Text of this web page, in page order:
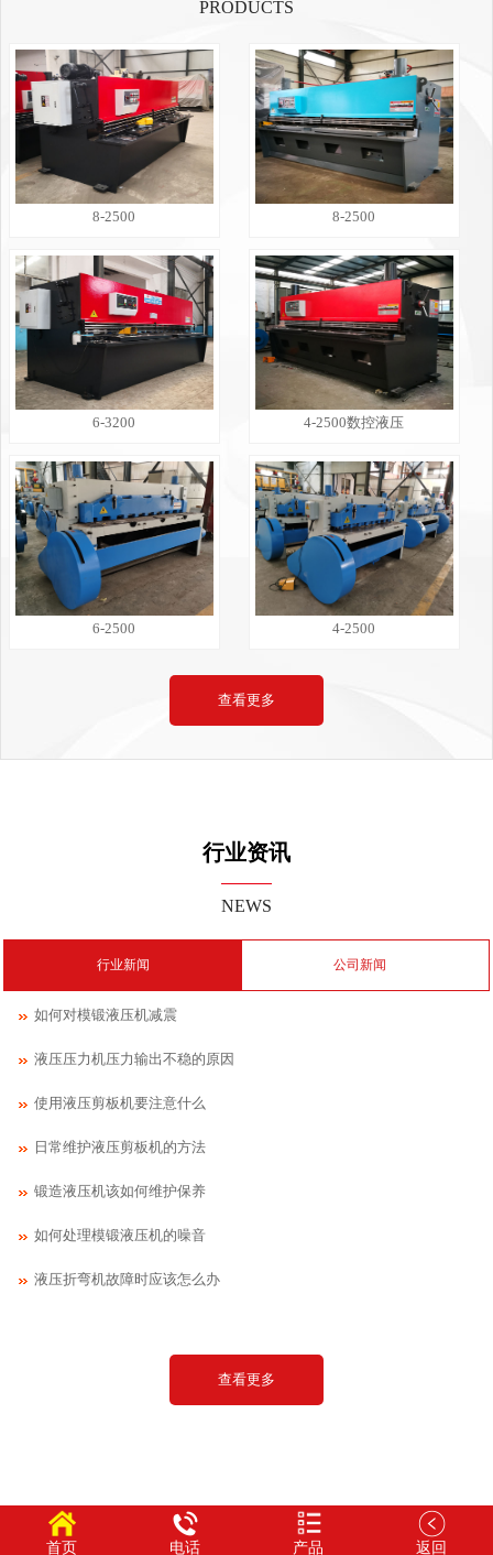
PRODUCTS
8-2500 8-2500
6-3200 4-2500数控液压
6-2500 4-2500
查看更多
行业资讯
NEWS
行业新闻 公司新闻
如何对模锻液压机减震
液压压力机压力输出不稳的原因
使用液压剪板机要注意什么
日常维护液压剪板机的方法
锻造液压机该如何维护保养
如何处理模锻液压机的噪音
液压折弯机故障时应该怎么办
查看更多
首页 电话 产品 返回